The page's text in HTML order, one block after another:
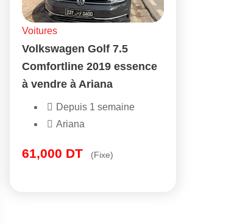
Voitures
Volkswagen Golf 7.5
Comfortline 2019 essence
à vendre à Ariana
Depuis 1 semaine
Ariana
61,000 DT (Fixe)